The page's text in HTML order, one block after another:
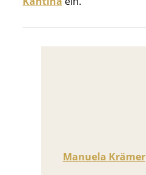
Manuela Krämer